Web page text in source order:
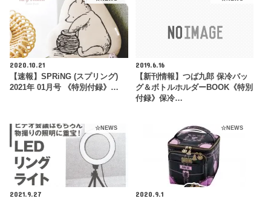
2020.10.21
【速報】SPRiNG (スプリング)
2021年 01月号 《特別付録》…
2019.6.16
【新刊情報】つば九郎 保冷バッ
グ＆ボトルホルダーBOOK《特別
付録》保冷…
☆NEWS
2021.9.27
☆NEWS
2020.9.1